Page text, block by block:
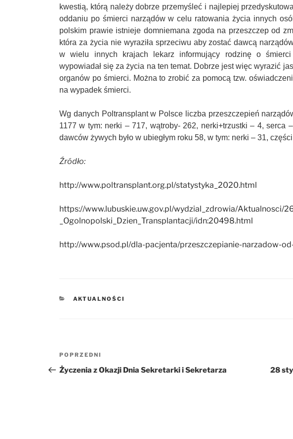
kwestią, którą należy dobrze przemyśleć i najlepiej
oddaniu po śmierci narządów w celu ratowania życia innych
polskim prawie istnieje domniemana zgoda na przeszczep od
która za życia nie wyraziła sprzeciwu aby zostać dawcą
w wielu innych krajach lekarz informujący rodzinę o
wypowiadał się za życia na ten temat. Dobrze jest więc wyrazić
organów po śmierci. Można to zrobić za pomocą tzw.
na wypadek śmierci.
Wg danych Poltransplant w Polsce liczba przeszczepień
1177 w tym: nerki – 717, wątroby- 262, nerki+trzustki – 4, serca
dawców żywych było w ubiegłym roku 58, w tym: nerki – 31,
Źródło:
http://www.poltransplant.org.pl/statystyka_2020.html
https://www.lubuskie.uw.gov.pl/wydzial_zdrowia/Aktualnosci/
_Ogolnopolski_Dzien_Transplantacji/idn:20498.html
http://www.psod.pl/dla-pacjenta/przeszczepianie-narzadow-
KATEGORIE
AKTUALNOŚCI
wpisu
Poprzedni
wpis
POPRZEDNI
Życzenia z Okazji Dnia Sekretarki i Sekretarza
28